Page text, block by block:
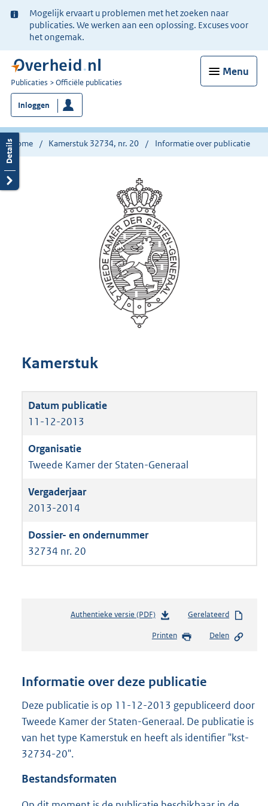
Ter
informatie:
Mogelijk ervaart u problemen met het zoeken naar
publicaties. We werken aan een oplossing. Excuses voor
het ongemak.
Menu
U
bent
nu
hier:
Publicaties Officiële publicaties
Inloggen
Home Kamerstuk 32734, nr. 20 Informatie over publicatie
Kamerstuk
11-12-2013
Tweede Kamer der Staten-Generaal
2013-2014
32734 nr. 20
Authentieke versie (PDF)b
s
n
s
r
o
:
Gerelateerd
Printen Delen
Informatie over deze publicatie
Deze publicatie is op 11-12-2013 gepubliceerd door
Tweede Kamer der Staten-Generaal. De publicatie is
van het type Kamerstuk en heeft als identifier "kst-
32734-20".
Bestandsformaten